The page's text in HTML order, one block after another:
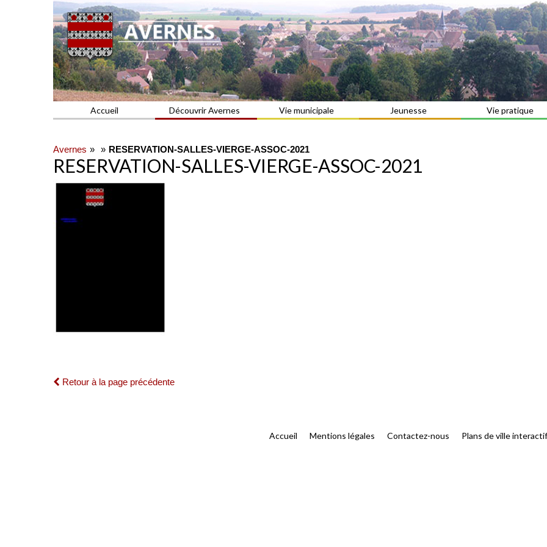
AVERNES
Commune du Val d'Oise
Accueil Découvrir Avernes Vie municipale Jeunesse Vie pratique
Avernes RESERVATION-SALLES-VIERGE-ASSOC-2021
RESERVATION-SALLES-VIERGE-ASSOC-2021
Retour à la page précédente
Accueil Mentions légales Contactez-nous Plans de ville